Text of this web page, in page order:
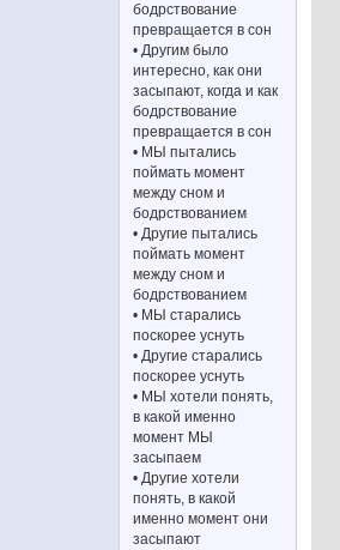
бодрствование
превращается в сон
• Другим было
интересно, как они
засыпают, когда и как
бодрствование
превращается в сон
• МЫ пытались
поймать момент
между сном и
бодрствованием
• Другие пытались
поймать момент
между сном и
бодрствованием
• МЫ старались
поскорее уснуть
• Другие старались
поскорее уснуть
• МЫ хотели понять,
в какой именно
момент МЫ
засыпаем
• Другие хотели
понять, в какой
именно момент они
засыпают